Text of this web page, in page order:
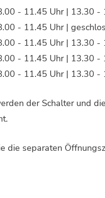
- 11.45 Uhr | 13.30 -
- 11.45 Uhr |
- 11.45 Uhr | 13.30 -
- 11.45 Uhr | 13.30 -
- 11.45 Uhr | 13.30 -
der Schalter und
die separaten